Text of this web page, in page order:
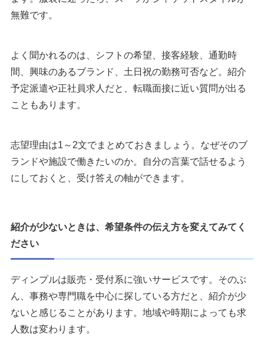
無難です。
よく聞かれるのは、シフトの希望、接客経験、通勤時
間、興味のあるブランド、土日祝の勤務可否など。紹介
予定派遣や正社員求人だと、転職面接に近い質問が出る
こともあります。
志望理由は1～2文でまとめておきましょう。なぜそのブ
ランドや施設で働きたいのか。自分の言葉で話せるよう
にしておくと、受け答えの軸ができます。
紹介が少ないときは、希望条件の伝え方を変えてみてく
ださい
ディンプルは販売・受付系に強いサービスです。そのぶ
ん、事務や専門職を中心に探している方だと、紹介が少
ないと感じることがあります。地域や時期によっても求
人数は変わります。